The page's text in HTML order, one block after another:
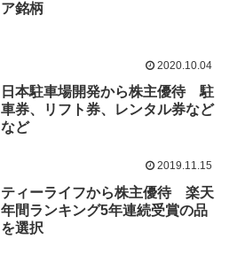
ア銘柄
2020.10.04
日本駐車場開発から株主優待 駐
車券、リフト券、レンタル券など
など
2019.11.15
ティーライフから株主優待 楽天
年間ランキング5年連続受賞の品
を選択